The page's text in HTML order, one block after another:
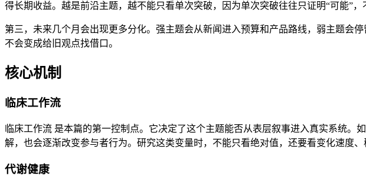
得长期收益。越是前沿主题，越不能只看单次突破，因为单次突破往往只证明“可能”，
第三，未来几个月会出现更多分化。强主题会从新闻进入预算和产品路线，弱主题会
不会变成给旧观点找借口。
核心机制
临床工作流
临床工作流 是本篇的第一控制点。它决定了这个主题能否从表层叙事进入真实系统
解，也会逐渐改变参与者行为。研究这类变量时，不能只看绝对值，还要看变化速度、
代谢健康